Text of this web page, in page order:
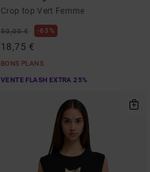
Crop top Vert Femme
50,00 € 63%
18,75 €
BONS PLANS
VENTE FLASH EXTRA 25%